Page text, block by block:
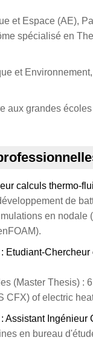
et Espace (AE),
spécialisé en
et
aux grandes
calculs thermo-
de
en nodale
: Etudiant-
(Master Thesis) :
CFX) of electric
: Assistant Ingénieur
en bureau